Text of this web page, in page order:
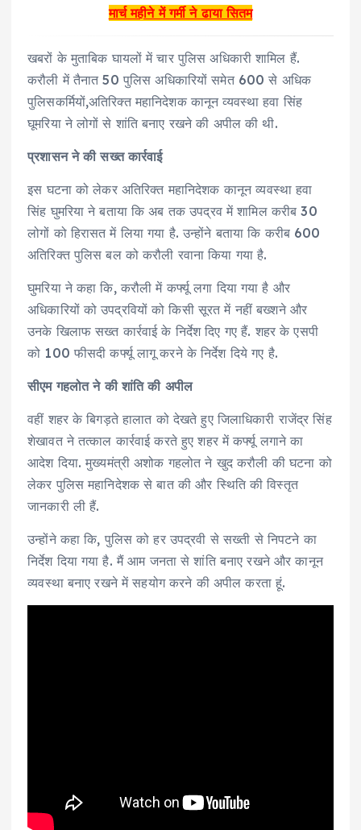
मार्च महीने में गर्मी ने ढाया सितम
खबरों के मुताबिक घायलों में चार पुलिस अधिकारी शामिल हैं.
करौली में तैनात 50 पुलिस अधिकारियों समेत 600 से अधिक
पुलिसकर्मियों,अतिरिक्त महानिदेशक कानून व्यवस्था हवा सिंह
घूमरिया ने लोगों से शांति बनाए रखने की अपील की थी.
प्रशासन ने की सख्त कार्रवाई
इस घटना को लेकर अतिरिक्त महानिदेशक कानून व्यवस्था हवा
सिंह घुमरिया ने बताया कि अब तक उपद्रव में शामिल करीब 30
लोगों को हिरासत में लिया गया है. उन्होंने बताया कि करीब 600
अतिरिक्त पुलिस बल को करौली रवाना किया गया है.
घुमरिया ने कहा कि, करौली में कर्फ्यू लगा दिया गया है और
अधिकारियों को उपद्रवियों को किसी सूरत में नहीं बख्शने और
उनके खिलाफ सख्त कार्रवाई के निर्देश दिए गए हैं. शहर के एसपी
को 100 फीसदी कर्फ्यू लागू करने के निर्देश दिये गए है.
सीएम गहलोत ने की शांति की अपील
वहीं शहर के बिगड़ते हालात को देखते हुए जिलाधिकारी राजेंद्र सिंह
शेखावत ने तत्काल कार्रवाई करते हुए शहर में कर्फ्यू लगाने का
आदेश दिया. मुख्यमंत्री अशोक गहलोत ने खुद करौली की घटना को
लेकर पुलिस महानिदेशक से बात की और स्थिति की विस्तृत
जानकारी ली हैं.
उन्होंने कहा कि, पुलिस को हर उपद्रवी से सख्ती से निपटने का
निर्देश दिया गया है. मैं आम जनता से शांति बनाए रखने और कानून
व्यवस्था बनाए रखने में सहयोग करने की अपील करता हूं.